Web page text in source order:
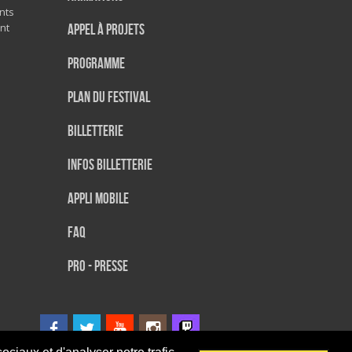
Appel à projets
Programme
Plan du festival
Billetterie
Infos Billetterie
Appli mobile
FAQ
PRO - PRESSE